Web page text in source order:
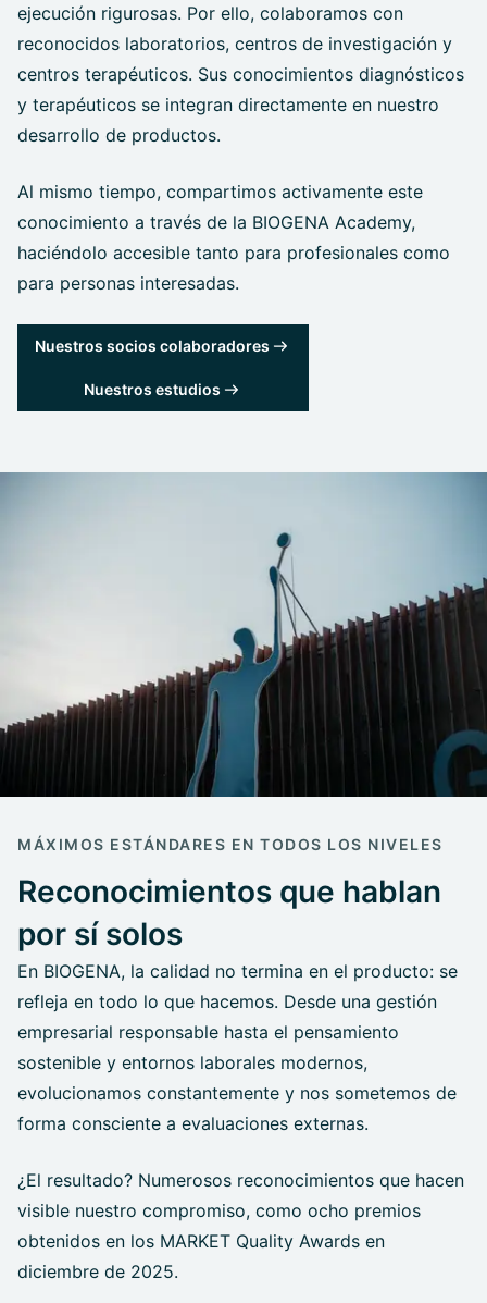
ejecución rigurosas. Por ello, colaboramos con
reconocidos laboratorios, centros de investigación y
centros terapéuticos. Sus conocimientos diagnósticos
y terapéuticos se integran directamente en nuestro
desarrollo de productos.
Al mismo tiempo, compartimos activamente este
conocimiento a través de la BIOGENA Academy,
haciéndolo accesible tanto para profesionales como
para personas interesadas.
Nuestros socios colaboradores
Nuestros estudios
MÁXIMOS ESTÁNDARES EN TODOS LOS NIVELES
Reconocimientos que hablan
por sí solos
En BIOGENA, la calidad no termina en el producto: se
refleja en todo lo que hacemos. Desde una gestión
empresarial responsable hasta el pensamiento
sostenible y entornos laborales modernos,
evolucionamos constantemente y nos sometemos de
forma consciente a evaluaciones externas.
¿El resultado? Numerosos reconocimientos que hacen
visible nuestro compromiso, como ocho premios
obtenidos en los MARKET Quality Awards en
diciembre de 2025.